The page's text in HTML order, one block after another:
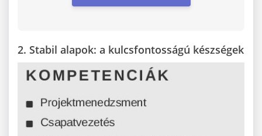
2. Stabil alapok: a kulcsfontosságú készségek